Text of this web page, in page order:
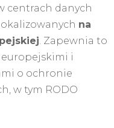
centrach danych
na
. Zapewnia to
europejskimi i
o ochronie
w tym RODO